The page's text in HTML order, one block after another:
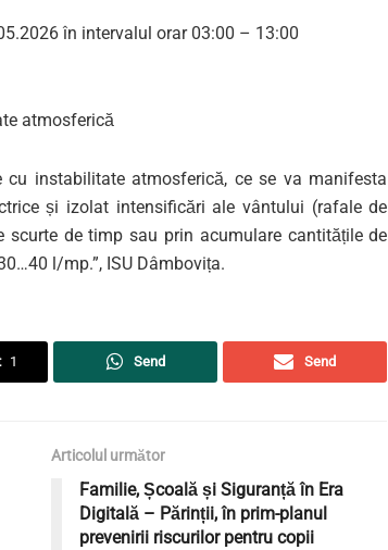
în intervalul orar 03:00 – 13:00
atmosferică
cu instabilitate atmosferică, ce se va manifesta
și izolat intensificări ale vântului (rafale de
de timp sau prin acumulare cantitățile de
l/mp.”, ISU Dâmbovița.
1 Send Send
Articolul următor
Familie, Școală și Siguranță în Era
Digitală – Părinții, în prim-planul
prevenirii riscurilor pentru copii